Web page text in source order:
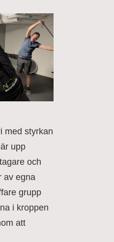
med styrkan
upp
och
av egna
grupp
i kroppen
att